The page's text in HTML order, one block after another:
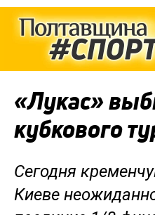
«Лукас»
кубкового
Сегодня
Киеве